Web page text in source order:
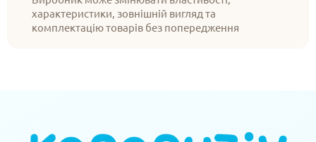
характеристики, зовнішній вигляд та
комплектацію товарів без попередження